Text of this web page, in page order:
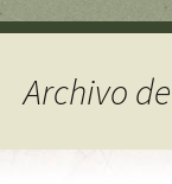
Archivo